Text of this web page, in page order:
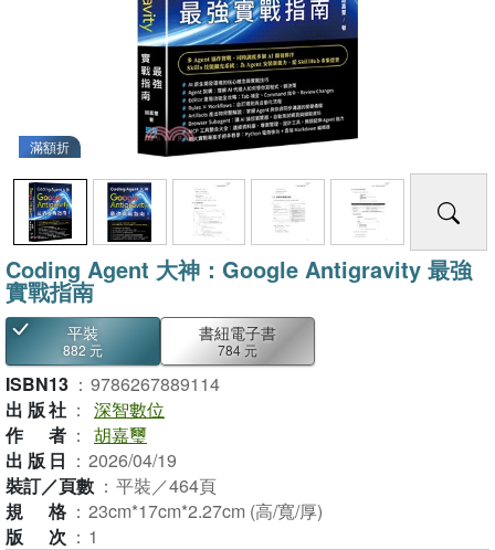
滿額折
Coding Agent 大神：Google Antigravity 最強
實戰指南
平裝
882 元
書紐電子書
784 元
ISBN13 ： 9786267889114
出版社 ： 深智數位
作者 ： 胡嘉璽
出版日 ： 2026/04/19
裝訂／頁數 ： 平裝／464頁
規格 ： 23cm*17cm*2.27cm (高/寬/厚)
版次 ： 1